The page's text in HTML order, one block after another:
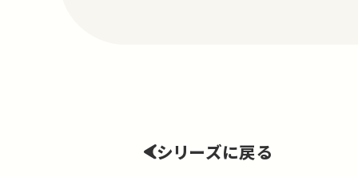
シリーズに戻る